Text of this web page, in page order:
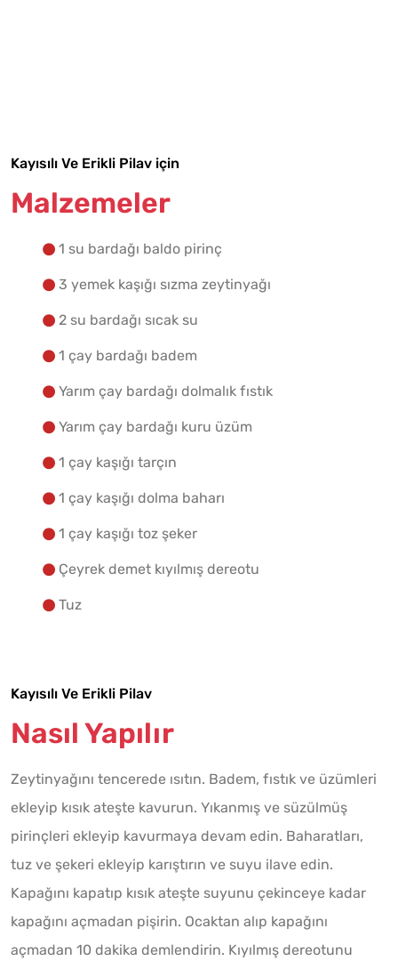
Kayısılı Ve Erikli Pilav için
Malzemeler
1 su bardağı baldo pirinç
3 yemek kaşığı sızma zeytinyağı
2 su bardağı sıcak su
1 çay bardağı badem
Yarım çay bardağı dolmalık fıstık
Yarım çay bardağı kuru üzüm
1 çay kaşığı tarçın
1 çay kaşığı dolma baharı
1 çay kaşığı toz şeker
Çeyrek demet kıyılmış dereotu
Tuz
Kayısılı Ve Erikli Pilav
Nasıl Yapılır
Zeytinyağını tencerede ısıtın. Badem, fıstık ve üzümleri
ekleyip kısık ateşte kavurun. Yıkanmış ve süzülmüş
pirinçleri ekleyip kavurmaya devam edin. Baharatları,
tuz ve şekeri ekleyip karıştırın ve suyu ilave edin.
Kapağını kapatıp kısık ateşte suyunu çekinceye kadar
kapağını açmadan pişirin. Ocaktan alıp kapağını
açmadan 10 dakika demlendirin. Kıyılmış dereotunu